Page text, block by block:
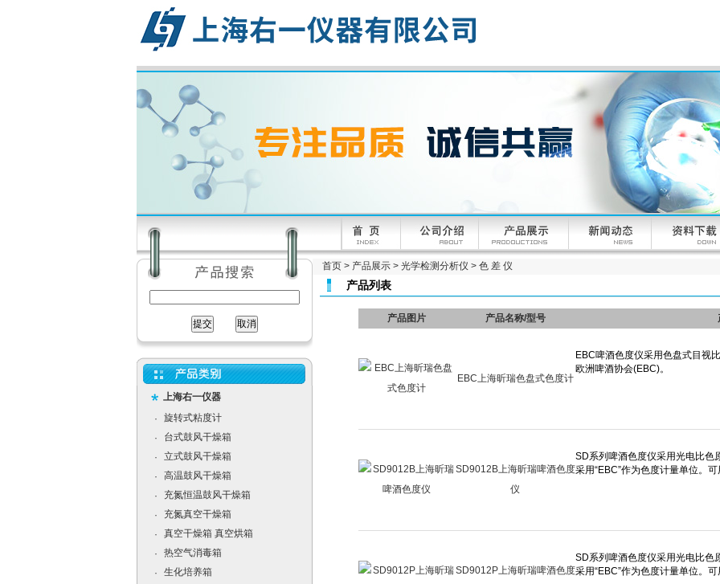
上海右一仪器
·
旋转式粘度计
·
台式鼓风干燥箱
·
立式鼓风干燥箱
·
高温鼓风干燥箱
·
充氮恒温鼓风干燥箱
·
充氮真空干燥箱
·
真空干燥箱 真空烘箱
·
热空气消毒箱
·
生化培养箱
首页 > 产品展示 > 光学检测分析仪 > 色 差 仪
产品列表
产品图片 产品名称/型号
EBC上海昕瑞色盘式色度计
SD9012B上海昕瑞啤酒色度
仪
SD9012P上海昕瑞啤酒色度